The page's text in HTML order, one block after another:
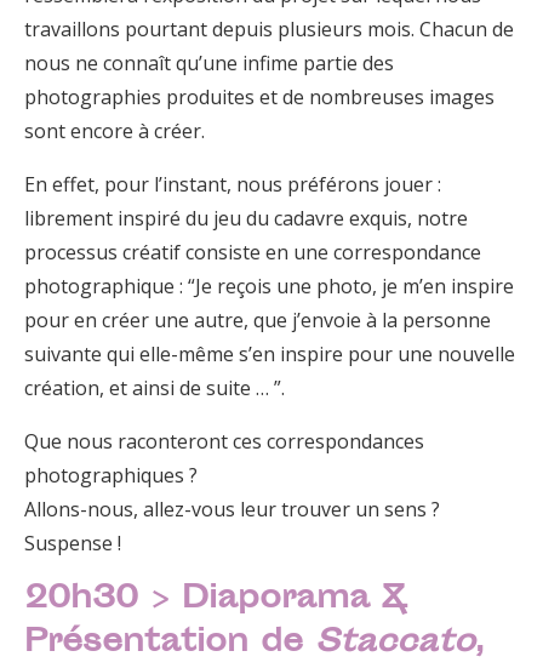
travaillons pourtant depuis plusieurs mois. Chacun de
nous ne connaît qu’une infime partie des
photographies produites et de nombreuses images
sont encore à créer.
En effet, pour l’instant, nous préférons jouer :
librement inspiré du jeu du cadavre exquis, notre
processus créatif consiste en une correspondance
photographique : “Je reçois une photo, je m’en inspire
pour en créer une autre, que j’envoie à la personne
suivante qui elle-même s’en inspire pour une nouvelle
création, et ainsi de suite … ”.
Que nous raconteront ces correspondances
photographiques ?
Allons-nous, allez-vous leur trouver un sens ?
Suspense !
20h30 > Diaporama &
Présentation de Staccato,